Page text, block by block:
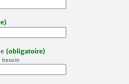
(obligatoire)
besoin